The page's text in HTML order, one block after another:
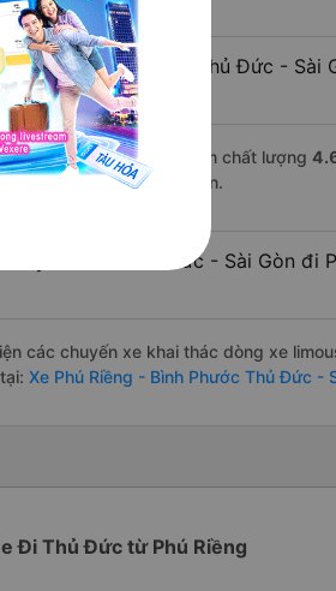
- Bình Phước đi Thủ Đức - Sài
nổi bật nhất với điểm chất lượng
dịch vụ cao cấp và uy tín.
xe từ Thủ Đức - Sài Gòn đi
các chuyến xe khai thác dòng xe
Xe Phú Riềng - Bình Phước Thủ Đức -
Đi Thủ Đức từ Phú Riềng